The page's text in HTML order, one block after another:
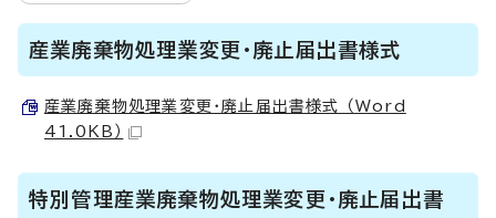
産業廃棄物処理業変更・廃止届出書様式
産業廃棄物処理業変更・廃止届出書様式 （Word
41.0KB）
特別管理産業廃棄物処理業変更・廃止届出書